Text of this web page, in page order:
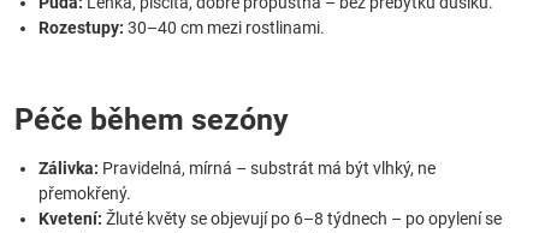
Rozestupy: 30–40 cm mezi rostlinami.
Péče během sezóny
Zálivka: Pravidelná, mírná – substrát má být vlhký, ne
přemokřený.
Kvetení: Žluté květy se objevují po 6–8 týdnech – po opylení se